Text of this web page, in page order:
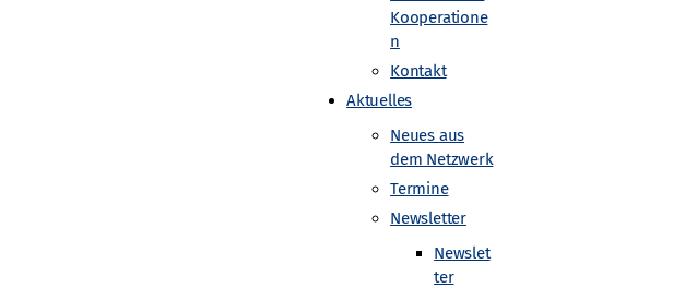
Kooperatione
n
Kontakt
Aktuelles
Neues aus
dem Netzwerk
Termine
Newsletter
Newslet
ter